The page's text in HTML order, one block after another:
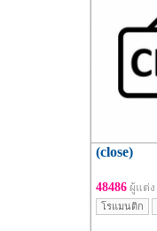
(close)
48486 ผู้แต่ง
โรแมนติก